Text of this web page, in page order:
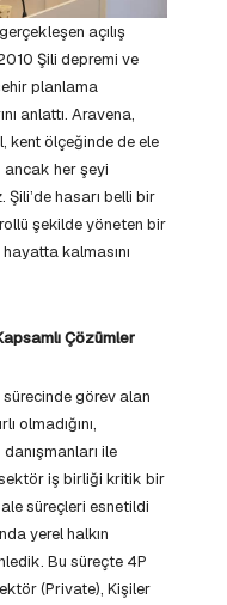
açılış
Şili depremi ve
planlama
anlattı. Aravena,
kent ölçeğinde de ele
ancak her şeyi
hasarı belli bir
şekilde yöneten bir
kalmasını
Çözümler
görev alan
olmadığını,
ile
sektör iş birliği kritik bir
süreçleri esnetildi
yerel halkın
Bu süreçte 4P
(Private), Kişiler